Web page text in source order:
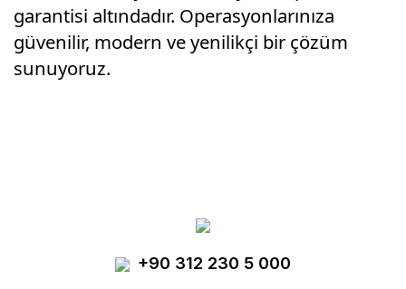
garantisi altındadır. Operasyonlarınıza
güvenilir, modern ve yenilikçi bir çözüm
sunuyoruz.
Yorum Yaz
Ürün resmi kalitesiz, bozuk veya
+90 312 230 5 000